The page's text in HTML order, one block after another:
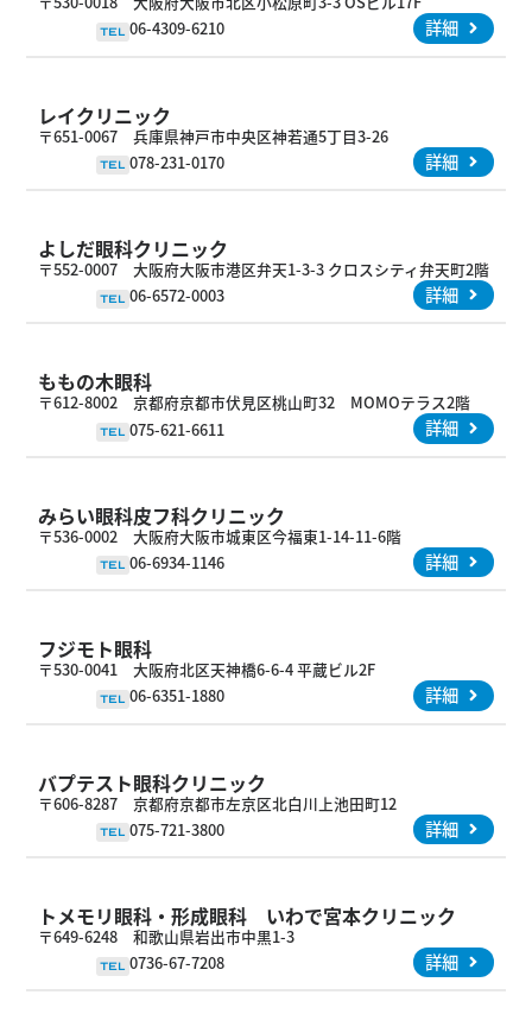
TEL 06-4309-6210 詳細
レイクリニック
〒651-0067 兵庫県神戸市中央区神若通5丁目3-26
TEL 078-231-0170 詳細
よしだ眼科クリニック
〒552-0007 大阪府大阪市港区弁天1-3-3 クロスシティ弁天町2階
TEL 06-6572-0003 詳細
ももの木眼科
〒612-8002 京都府京都市伏見区桃山町32 MOMOテラス2階
TEL 075-621-6611 詳細
みらい眼科皮フ科クリニック
〒536-0002 大阪府大阪市城東区今福東1-14-11-6階
TEL 06-6934-1146 詳細
フジモト眼科
〒530-0041 大阪府北区天神橋6-6-4 平蔵ビル2F
TEL 06-6351-1880 詳細
バプテスト眼科クリニック
〒606-8287 京都府京都市左京区北白川上池田町12
TEL 075-721-3800 詳細
トメモリ眼科・形成眼科 いわで宮本クリニック
〒649-6248 和歌山県岩出市中黒1-3
TEL 0736-67-7208 詳細